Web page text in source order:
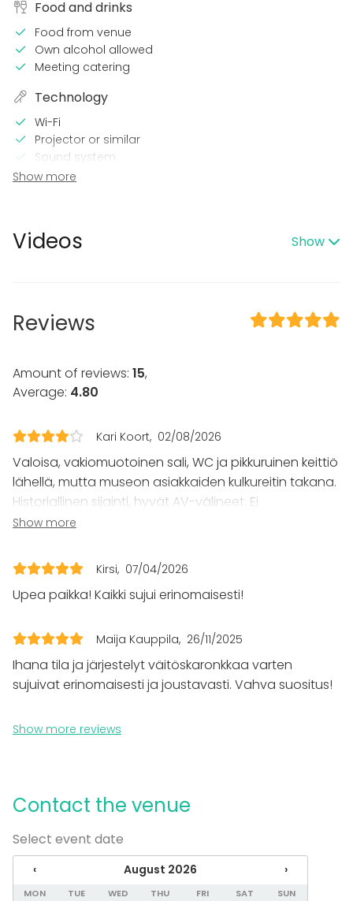
Food and drinks
Food from venue
Own alcohol allowed
Meeting catering
Technology
Wi-Fi
Projector or similar
Sound system
Microphone
Wheelchair accessible
Event types
Spa / Wellness / Sauna
Dinner / Lunch
Conference / Seminar
Fair / Exhibition
Performance / Show
Recreation
Cabin trip / Retreat
Christmas Party
Venue type
Banquet hall
Multi-purpose event space
Gallery / Museum
Show more
Videos Show
Reviews
Amount of reviews: 15,
Average: 4.80
Kari Koort 02/08/2026
Valoisa, vakiomuotoinen sali, WC ja pikkuruinen keittiö
lähellä, mutta museon asiakkaiden kulkureitin takana.
Historiallinen sijainti, hyvät AV-välineet. Ei
sähköpianoa eli ohjelmalliseen iltapäivään tuotava
catering oli pakko ottaa 4Catering-firmasta, joka
toimi kiitettävästi.
Show more
Kirsi 07/04/2026
Upea paikka! Kaikki sujui erinomaisesti!
Maija Kauppila 26/11/2025
Ihana tila ja järjestelyt väitöskaronkkaa varten
sujuivat erinomaisesti ja joustavasti. Vahva suositus!
Show more reviews
Contact the venue
Select event date
‹ August 2026 ›
MON TUE WED THU FRI SAT SUN